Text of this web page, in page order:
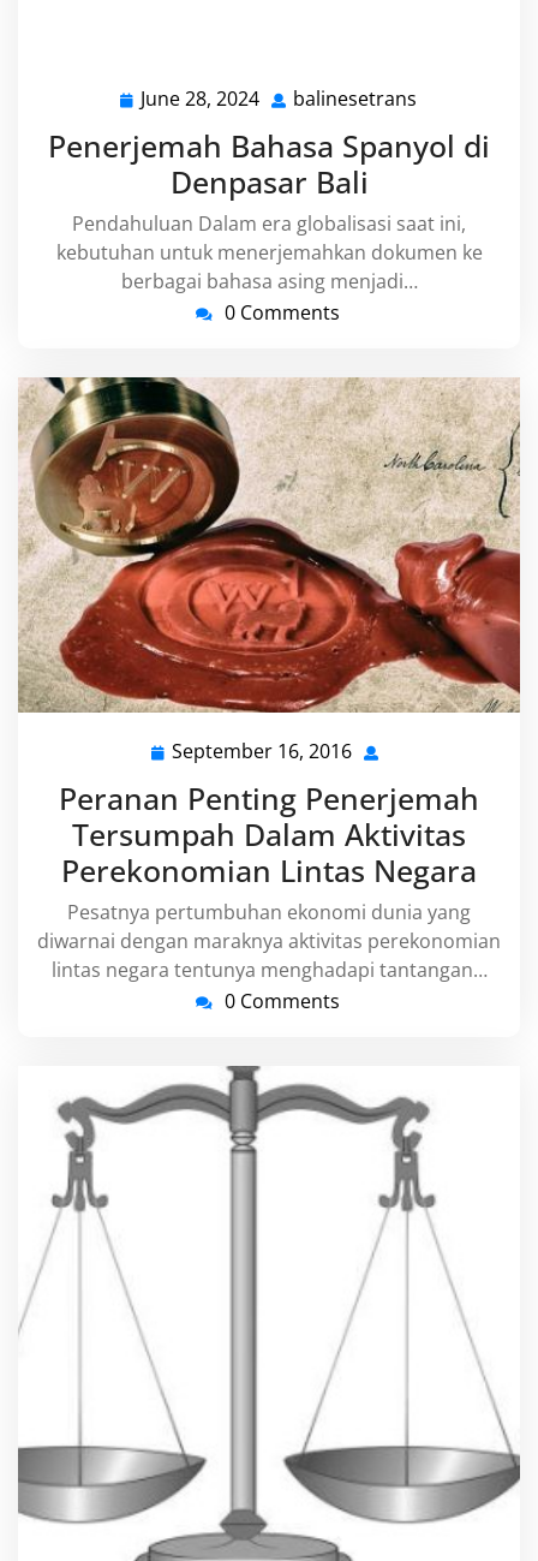
June 28, 2024 June
28,
2024
balinesetrans
Penerjemah Bahasa Spanyol di
Denpasar Bali
Pendahuluan Dalam era globalisasi saat ini,
kebutuhan untuk menerjemahkan dokumen ke
berbagai bahasa asing menjadi…
0 Comments
September 16, 2016 September
2016
Peranan Penting Penerjemah
Tersumpah Dalam Aktivitas
Perekonomian Lintas Negara
Pesatnya pertumbuhan ekonomi dunia yang
diwarnai dengan maraknya aktivitas perekonomian
lintas negara tentunya menghadapi tantangan…
0 Comments